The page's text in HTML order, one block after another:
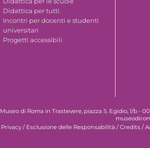
Didattica per tutti
Incontri per docenti e studenti
universitari
Progetti accessibili
Museo di Roma in Trastevere, piazza S. Egidio, 1/b -
Privacy / Esclusione delle Responsabilità / Credits /